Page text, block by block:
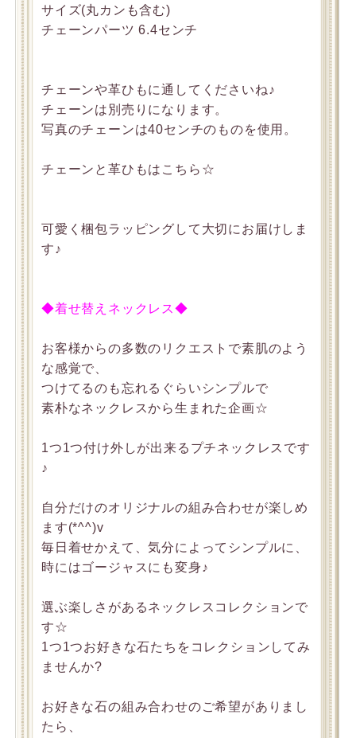
サイズ(丸カンも含む)
チェーンパーツ 6.4センチ
チェーンや革ひもに通してくださいね♪
チェーンは別売りになります。
写真のチェーンは40センチのものを使用。
チェーンと革ひもはこちら☆
可愛く梱包ラッピングして大切にお届けしま
す♪
◆着せ替えネックレス◆
お客様からの多数のリクエストで素肌のよう
な感覚で、
つけてるのも忘れるぐらいシンプルで
素朴なネックレスから生まれた企画☆
1つ1つ付け外しが出来るプチネックレスです
♪
自分だけのオリジナルの組み合わせが楽しめ
ます(*^^)v
毎日着せかえて、気分によってシンプルに、
時にはゴージャスにも変身♪
選ぶ楽しさがあるネックレスコレクションで
す☆
1つ1つお好きな石たちをコレクションしてみ
ませんか?
お好きな石の組み合わせのご希望がありまし
たら、